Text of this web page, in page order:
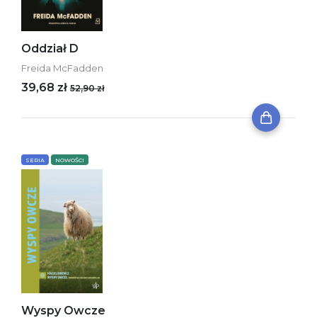
Oddział D
Freida McFadden
39,68 zł 52,90 zł
SERIA NOWOŚCI
Wyspy Owcze